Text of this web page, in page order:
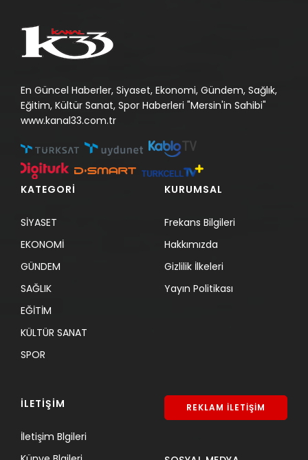
En Güncel Haberler, Siyaset, Ekonomi, Gündem, Sağlık,
Eğitim, Kültür Sanat, Spor Haberleri "Mersin'in Sahibi"
www.kanal33.com.tr
KATEGORİ
SİYASET
EKONOMİ
GÜNDEM
SAĞLIK
EĞİTİM
KÜLTÜR SANAT
SPOR
KURUMSAL
Frekans Bilgileri
Hakkımızda
Gizlilik İlkeleri
Yayın Politikası
İLETİŞİM
İletişim Blgileri
REKLAM İLETİŞİM